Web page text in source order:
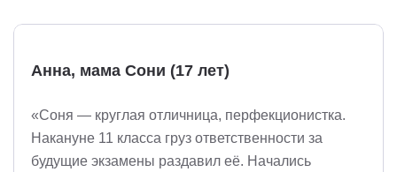
Анна, мама Сони (17 лет)
«Соня — круглая отличница, перфекционистка.
Накануне 11 класса груз ответственности за
будущие экзамены раздавил её. Начались